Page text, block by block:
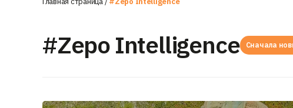
#Zepo Intelligence Сначала